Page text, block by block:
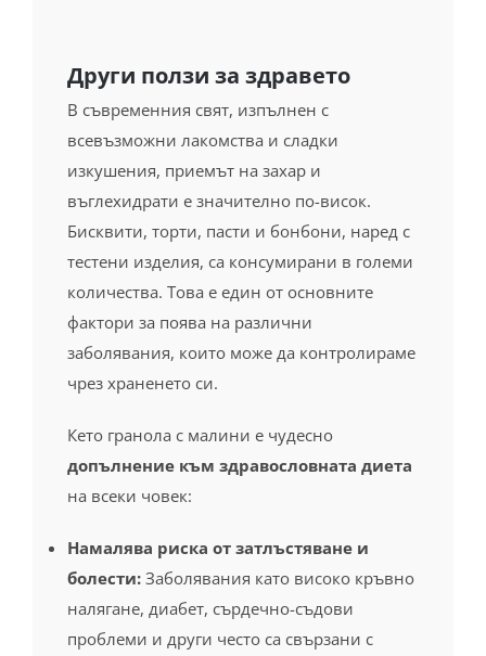
изкушения, приемът на захар и
въглехидрати е значително по-висок.
Бисквити, торти, пасти и бонбони, наред с
тестени изделия, са консумирани в големи
количества. Това е един от основните
фактори за поява на различни
заболявания, които може да контролираме
чрез храненето си.
Кето гранола с малини е чудесно
проблеми и други често са свързани с
неправилен режим на хранене. Можете да
консумирате домашна гранола с добавки,
ако имате проблем с килограмите и се